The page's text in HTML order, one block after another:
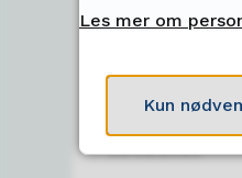
som skal
Troms og
Les mer om
Kun